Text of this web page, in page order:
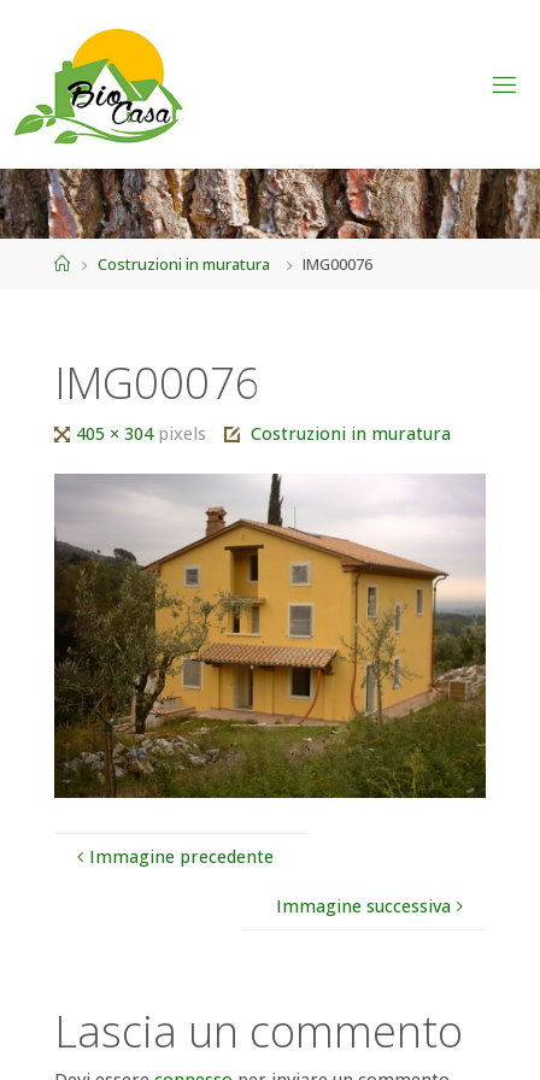
HomeCostruzioni in muratura IMG00076
IMG00076
Tutta405 × 304 pixels Costruzioni in muratura
Immagine precedente
Immagine successiva
Lascia un commento